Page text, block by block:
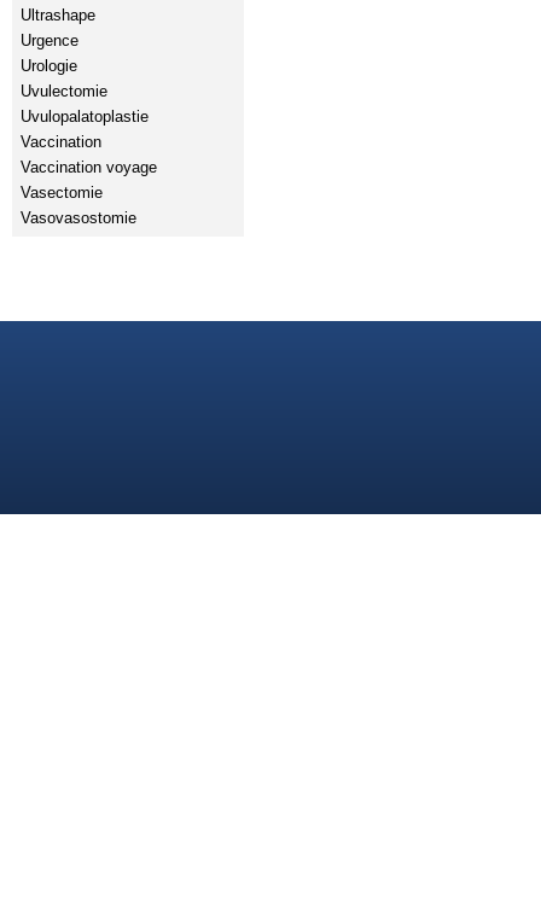
Ultrashape
Urgence
Urologie
Uvulectomie
Uvulopalatoplastie
Vaccination
Vaccination voyage
Vasectomie
Vasovasostomie